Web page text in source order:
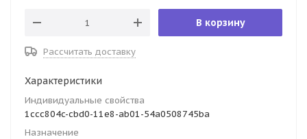
В корзину
Рассчитать доставку
Характеристики
Индивидуальные свойства
1ccc804c-cbd0-11e8-ab01-54a0508745ba
Назначение